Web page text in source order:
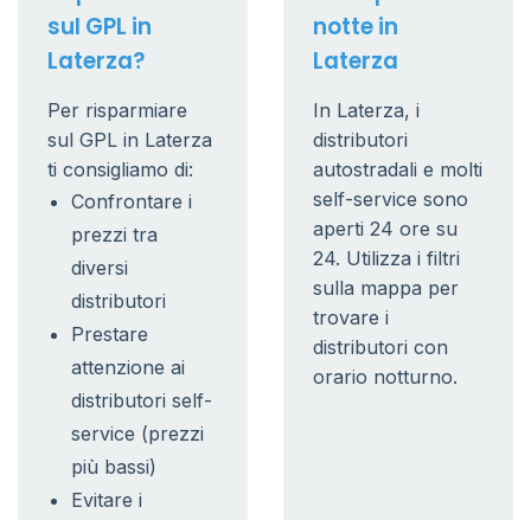
sul GPL in
Laterza?
Per risparmiare
sul GPL in Laterza
ti consigliamo di:
Confrontare i
prezzi tra
diversi
distributori
Prestare
attenzione ai
distributori self-
service (prezzi
più bassi)
Evitare i
notte in
Laterza
In Laterza, i
distributori
autostradali e molti
self-service sono
aperti 24 ore su
24. Utilizza i filtri
sulla mappa per
trovare i
distributori con
orario notturno.